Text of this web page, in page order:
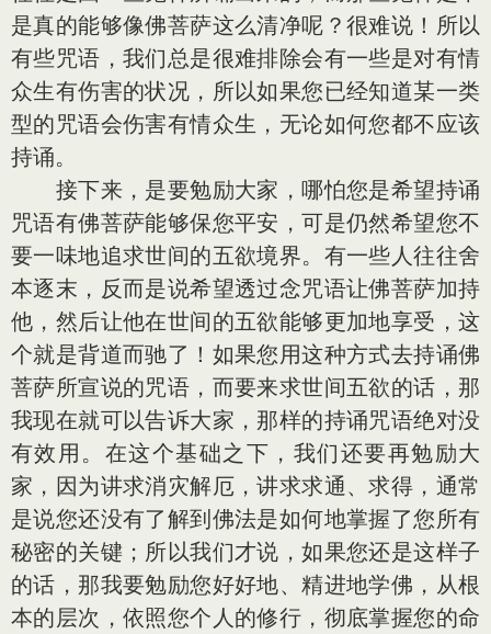
是真的能够像佛菩萨这么清净呢？很难说！所以
有些咒语，我们总是很难排除会有一些是对有情
众生有伤害的状况，所以如果您已经知道某一类
型的咒语会伤害有情众生，无论如何您都不应该
持诵。
接下来，是要勉励大家，哪怕您是希望持诵
咒语有佛菩萨能够保您平安，可是仍然希望您不
要一味地追求世间的五欲境界。有一些人往往舍
本逐末，反而是说希望透过念咒语让佛菩萨加持
他，然后让他在世间的五欲能够更加地享受，这
个就是背道而驰了！如果您用这种方式去持诵佛
菩萨所宣说的咒语，而要来求世间五欲的话，那
我现在就可以告诉大家，那样的持诵咒语绝对没
有效用。在这个基础之下，我们还要再勉励大
家，因为讲求消灾解厄，讲求求通、求得，通常
是说您还没有了解到佛法是如何地掌握了您所有
秘密的关键；所以我们才说，如果您还是这样子
的话，那我要勉励您好好地、精进地学佛，从根
本的层次，依照您个人的修行，彻底掌握您的命